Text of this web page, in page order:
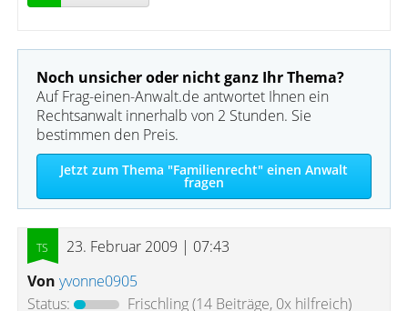
Noch unsicher oder nicht ganz Ihr Thema?
Auf Frag-einen-Anwalt.de antwortet Ihnen ein
Rechtsanwalt innerhalb von 2 Stunden. Sie
bestimmen den Preis.
Jetzt zum Thema "Familienrecht" einen Anwalt
fragen
23. Februar 2009 | 07:43
Von yvonne0905
Status:
Frischling(14 Beiträge, 0x hilfreich)